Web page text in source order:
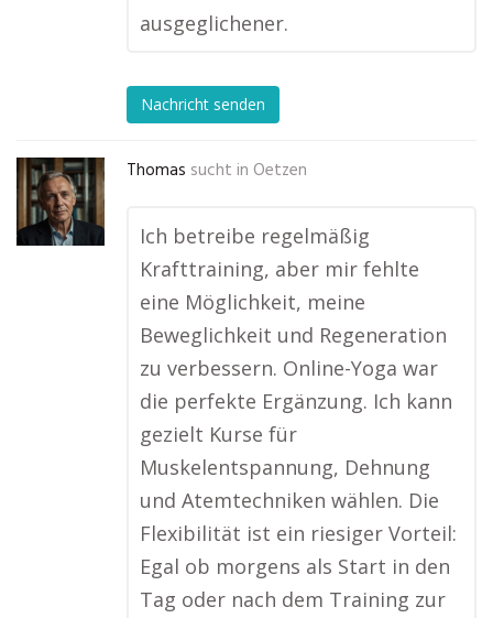
ausgeglichener.
Nachricht senden
Thomas sucht in Oetzen
Ich betreibe regelmäßig
Krafttraining, aber mir fehlte
eine Möglichkeit, meine
Beweglichkeit und Regeneration
zu verbessern. Online-Yoga war
die perfekte Ergänzung. Ich kann
gezielt Kurse für
Muskelentspannung, Dehnung
und Atemtechniken wählen. Die
Flexibilität ist ein riesiger Vorteil:
Egal ob morgens als Start in den
Tag oder nach dem Training zur